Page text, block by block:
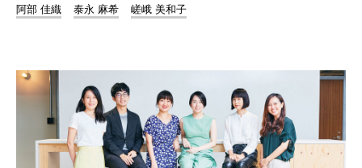
阿部 佳織
泰永 麻希 嵯峨 美和子